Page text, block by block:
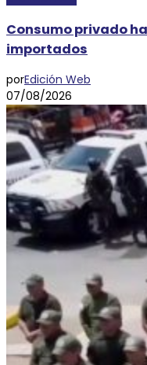
Consumo privado
importados
porEdición Web
07/08/2026